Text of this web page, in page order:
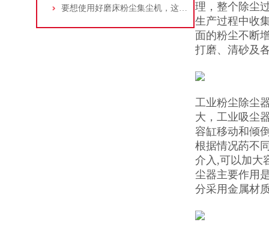
要想使用好磨床粉尘集尘机，这些条件可不能少
理，整个除尘
生产过程中收
面的粉尘不断
打磨、清砂及
工业粉尘除尘
大，工业吸尘
容缸移动和倾
根据情况菂不
介入,可以加大
尘器主要作用
分采用金属材